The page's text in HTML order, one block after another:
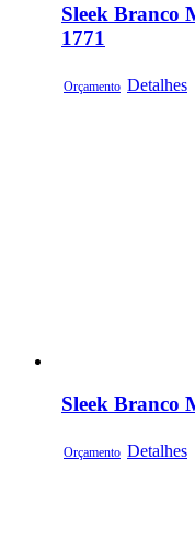
Sleek Branco
1771
Orçamento Detalhes
Sleek Branco
Orçamento Detalhes